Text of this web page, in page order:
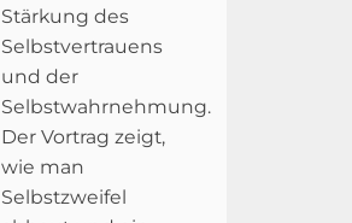
Stärkung des
Selbstvertrauens
und der
Selbstwahrnehmung.
Der Vortrag zeigt,
wie man
Selbstzweifel